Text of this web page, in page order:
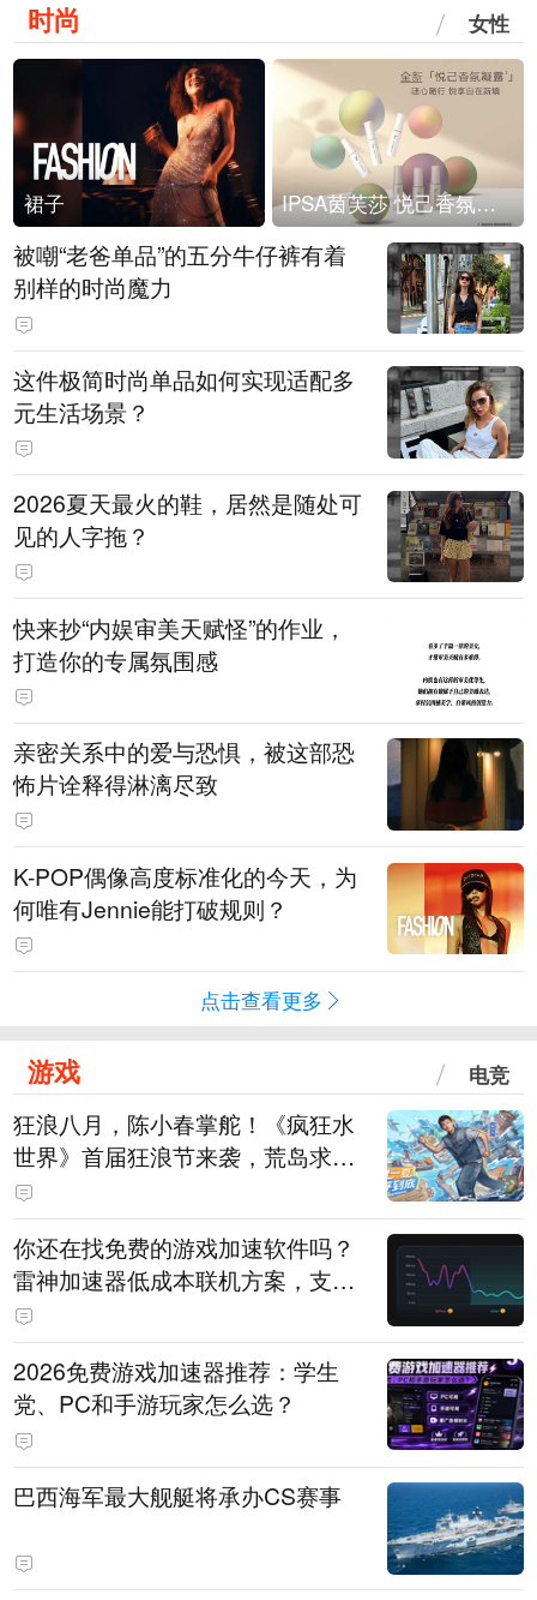
时尚 女性
裙子 IPSA茵芙莎 悦己香氛凝露上市
被嘲“老爸单品”的五分牛仔裤有着
别样的时尚魔力
这件极简时尚单品如何实现适配多
元生活场景？
2026夏天最火的鞋，居然是随处可
见的人字拖？
快来抄“内娱审美天赋怪”的作业，
打造你的专属氛围感
亲密关系中的爱与恐惧，被这部恐
怖片诠释得淋漓尽致
K-POP偶像高度标准化的今天，为
何唯有Jennie能打破规则？
点击查看更多
游戏 电竞
狂浪八月，陈小春掌舵！《疯狂水
世界》首届狂浪节来袭，荒岛求生
直播即将开启
你还在找免费的游戏加速软件吗？
雷神加速器低成本联机方案，支持
免费试用
2026免费游戏加速器推荐：学生
党、PC和手游玩家怎么选？
巴西海军最大舰艇将承办CS赛事